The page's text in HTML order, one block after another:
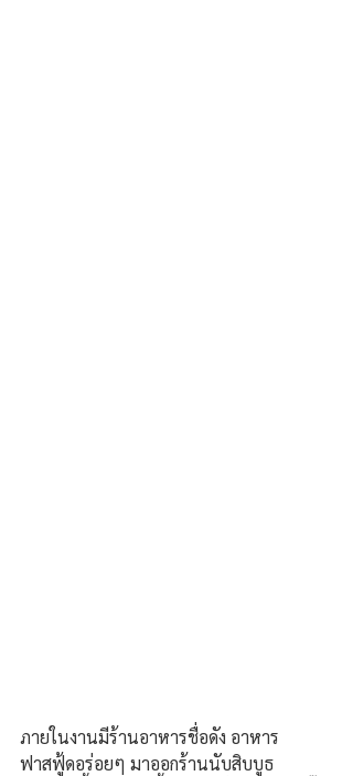
ภายในงานมีร้านอาหารชื่อดัง อาหาร
ฟาสฟู้ดอร่อยๆ มาออกร้านนับสิบบูธ